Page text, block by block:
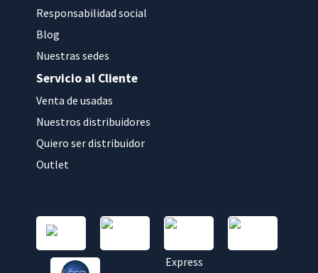
Responsabilidad social
Blog
Nuestras sedes
Servicio al Cliente
Venta de usadas
Nuestros distribuidores
Quiero ser distribuidor
Outlet